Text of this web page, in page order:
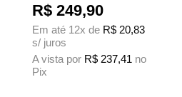
R$ 249,90
Em até 12x de R$ 20,83
s/ juros
A vista por R$ 237,41 no
Pix